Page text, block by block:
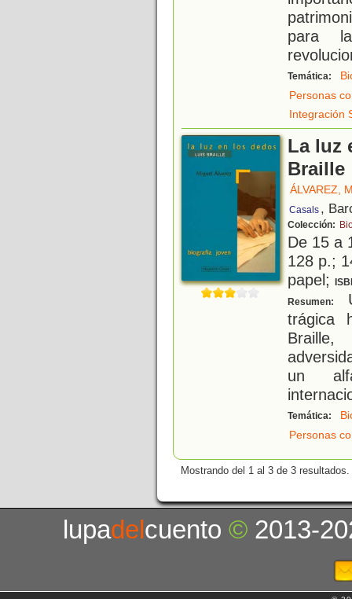
para
Temática:
Personas
Integración
La luz
Braille
ÁLVAREZ,
Casals ,
Colección:
De 15 a
128 p.;
papel;
Resumen:
trágica
un
Temática:
Personas
Mostrando del 1 al 3 de 3 resultados.
lupadelcuento© 2013-